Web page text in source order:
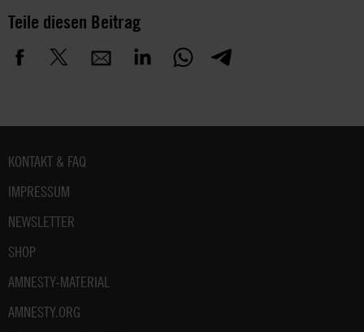
Teile diesen Beitrag
Fußbereich
KONTAKT & FAQ
IMPRESSUM
NEWSLETTER
SHOP
AMNESTY-MATERIAL
AMNESTY.ORG